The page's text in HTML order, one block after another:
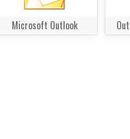
Microsoft Outlook